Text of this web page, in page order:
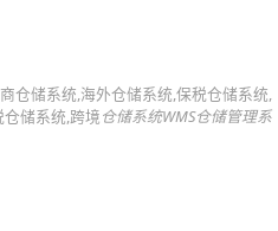
仓储系统,海外仓储系统,保税仓储系统,
储系统,跨境仓储系统WMS仓储管理系